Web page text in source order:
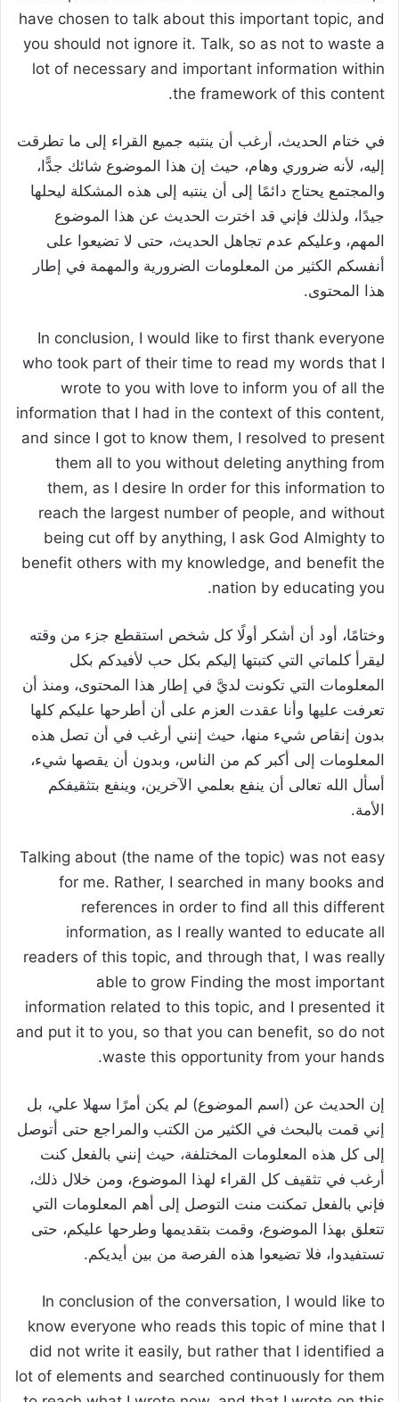
have chosen to talk about this important topic, and
you should not ignore it. Talk, so as not to waste a
lot of necessary and important information within
the framework of this content.
في ختام الحديث، أرغب أن ينتبه جميع القراء إلى ما تطرقت
إليه، لأنه ضروري وهام، حيث إن هذا الموضوع شائك جدًّا،
والمجتمع يحتاج دائمًا إلى أن ينتبه إلى هذه المشكلة ليحلها
جيدًا، ولذلك فإني قد اخترت الحديث عن هذا الموضوع
المهم، وعليكم عدم تجاهل الحديث، حتى لا تضيعوا على
أنفسكم الكثير من المعلومات الضرورية والمهمة في إطار
هذا المحتوى.
In conclusion, I would like to first thank everyone
who took part of their time to read my words that I
wrote to you with love to inform you of all the
information that I had in the context of this content,
and since I got to know them, I resolved to present
them all to you without deleting anything from
them, as I desire In order for this information to
reach the largest number of people, and without
being cut off by anything, I ask God Almighty to
benefit others with my knowledge, and benefit the
nation by educating you.
وختامًا، أود أن أشكر أولًا كل شخص استقطع جزء من وقته
ليقرأ كلماتي التي كتبتها إليكم بكل حب لأفيدكم بكل
المعلومات التي تكونت لديَّ في إطار هذا المحتوى، ومنذ أن
تعرفت عليها وأنا عقدت العزم على أن أطرحها عليكم كلها
بدون إنقاص شيء منها، حيث إنني أرغب في أن تصل هذه
المعلومات إلى أكبر كم من الناس، وبدون أن يقصها شيء،
أسأل الله تعالى أن ينفع بعلمي الآخرين، وينفع بتثقيفكم
الأمة.
Talking about (the name of the topic) was not easy
for me. Rather, I searched in many books and
references in order to find all this different
information, as I really wanted to educate all
readers of this topic, and through that, I was really
able to grow Finding the most important
information related to this topic, and I presented it
and put it to you, so that you can benefit, so do not
waste this opportunity from your hands.
إن الحديث عن (اسم الموضوع) لم يكن أمرًا سهلا علي، بل
إني قمت بالبحث في الكثير من الكتب والمراجع حتى أتوصل
إلى كل هذه المعلومات المختلفة، حيث إنني بالفعل كنت
أرغب في تثقيف كل القراء لهذا الموضوع، ومن خلال ذلك،
فإني بالفعل تمكنت منت التوصل إلى أهم المعلومات التي
تتعلق بهذا الموضوع، وقمت بتقديمها وطرحها عليكم، حتى
تستفيدوا، فلا تضيعوا هذه الفرصة من بين أيديكم.
In conclusion of the conversation, I would like to
know everyone who reads this topic of mine that I
did not write it easily, but rather that I identified a
lot of elements and searched continuously for them